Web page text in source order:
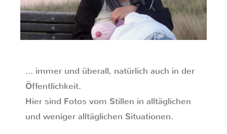
… immer und überall, natürlich auch in der
Öffentlichkeit.
Hier sind Fotos vom Stillen in alltäglichen
und weniger alltäglichen Situationen.